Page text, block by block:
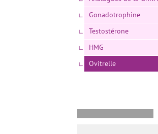
Gonadotrophine
Testostérone
HMG
Ovitrelle